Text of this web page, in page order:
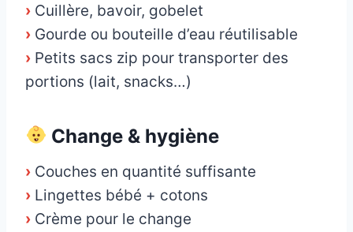
› Cuillère, bavoir, gobelet
› Gourde ou bouteille d’eau réutilisable
› Petits sacs zip pour transporter des
portions (lait, snacks…)
Change & hygiène
› Couches en quantité suffisante
› Lingettes bébé + cotons
› Crème pour le change